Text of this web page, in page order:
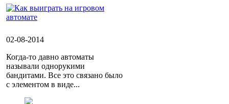
02-08-2014
Когда-то давно автоматы
называли однорукими
бандитами. Все это связано было
с элементом в виде...